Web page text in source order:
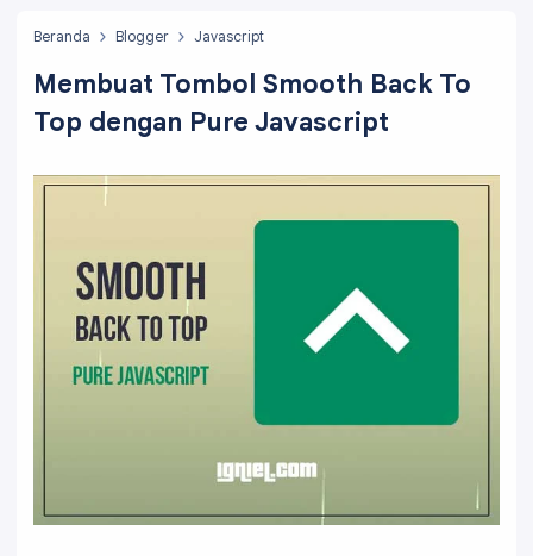
Beranda Blogger Javascript
Membuat Tombol Smooth Back To
Top dengan Pure Javascript